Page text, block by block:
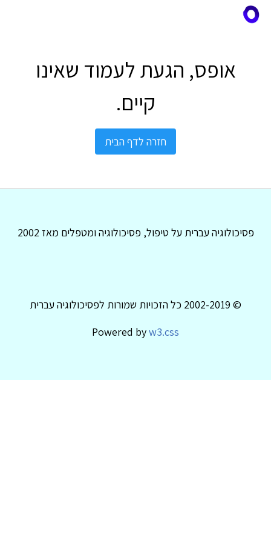
אופס, הגעת לעמוד שאינו
קיים.
חזרה לדף הבית
פסיכולוגיה עברית על טיפול, פסיכולוגיה ומטפלים מאז 2002
© 2002-2019 כל הזכויות שמורות לפסיכולוגיה עברית
Powered byw3.css